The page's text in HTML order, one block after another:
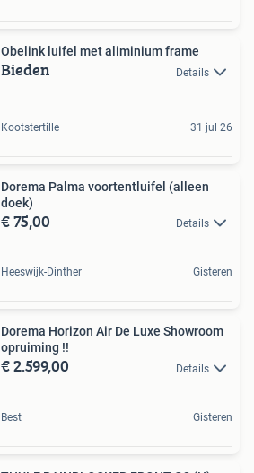
Obelink luifel met aliminium frame
Bieden Details
Kootstertille 31 jul 26
Dorema Palma voortentluifel (alleen
doek)
€ 75,00 Details
Heeswijk-Dinther Gisteren
Dorema Horizon Air De Luxe Showroom
opruiming !!
€ 2.599,00 Details
Best Gisteren